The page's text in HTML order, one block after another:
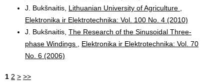
J. Bukšnaitis, Lithuanian University of Agriculture
Elektronika ir Elektrotechnika: Vol. 100 No. 4 (2010)
J. Bukšnaitis, The Research of the Sinusoidal Three-
phase Windings
Elektronika ir Elektrotechnika: Vol. 70
No. 6 (2006)
1 2 > >>